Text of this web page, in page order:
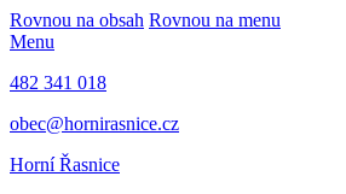
Rovnou na obsah Rovnou na menu
Menu
482 341 018
obec@hornirasnice.cz
Horní Řasnice